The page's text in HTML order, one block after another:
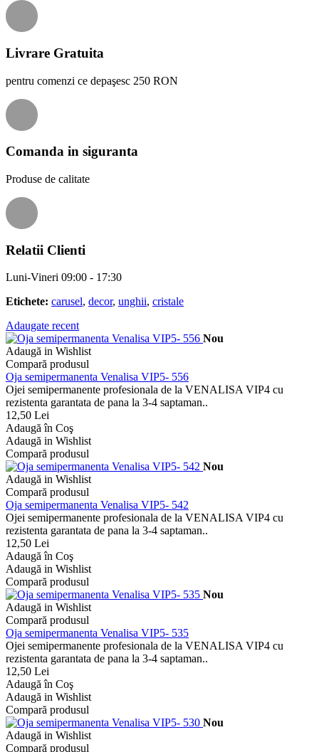
Livrare Gratuita
pentru comenzi ce depaşesc 250 RON
Comanda in siguranta
Produse de calitate
Relatii Clienti
Luni-Vineri 09:00 - 17:30
Etichete: carusel, decor, unghii, cristale
Adaugate recent
Nou
Adaugă in Wishlist
Compară produsul
Oja semipermanenta Venalisa VIP5- 556
Ojei semipermanente profesionala de la VENALISA VIP4 cu
rezistenta garantata de pana la 3-4 saptaman..
12,50 Lei
Adaugă în Coş
Adaugă in Wishlist
Compară produsul
Nou
Adaugă in Wishlist
Compară produsul
Oja semipermanenta Venalisa VIP5- 542
Ojei semipermanente profesionala de la VENALISA VIP4 cu
rezistenta garantata de pana la 3-4 saptaman..
12,50 Lei
Adaugă în Coş
Adaugă in Wishlist
Compară produsul
Nou
Adaugă in Wishlist
Compară produsul
Oja semipermanenta Venalisa VIP5- 535
Ojei semipermanente profesionala de la VENALISA VIP4 cu
rezistenta garantata de pana la 3-4 saptaman..
12,50 Lei
Adaugă în Coş
Adaugă in Wishlist
Compară produsul
Nou
Adaugă in Wishlist
Compară produsul